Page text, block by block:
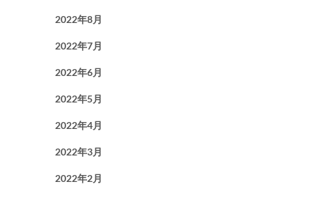
2022年8月
2022年7月
2022年6月
2022年5月
2022年4月
2022年3月
2022年2月